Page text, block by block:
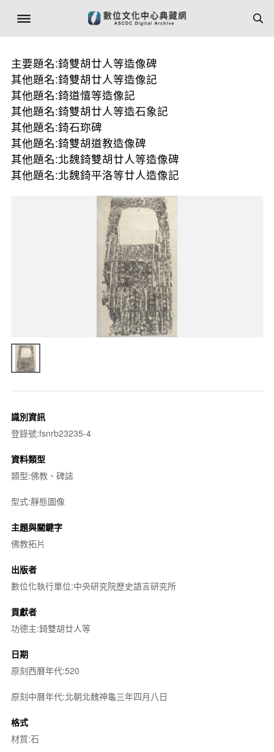
主要題名:錡雙胡廿人等造像碑
其他題名:錡雙胡廿人等造像記
其他題名:錡道憘等造像記
其他題名:錡雙胡廿人等造石象記
其他題名:錡石珎碑
其他題名:錡雙胡道教造像碑
其他題名:北魏錡雙胡廿人等造像碑
其他題名:北魏錡平洛等廿人造像記
識別資訊
登錄號:fsnrb23235-4
資料類型
類型:佛教、碑誌
型式:靜態圖像
主題與關鍵字
佛教拓片
出版者
數位化執行單位:中央研究院歷史語言研究所
貢獻者
功德主:錡雙胡廿人等
日期
原刻西曆年代:520
原刻中曆年代:北朝北魏神龜三年四月八日
格式
材質:石